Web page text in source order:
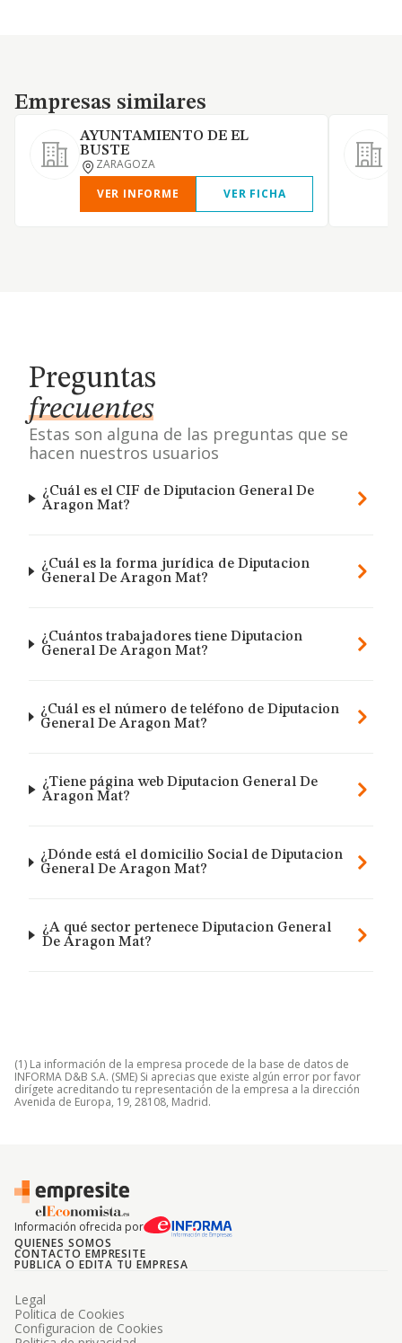
Empresas similares
Empresas similares
AYUNTAMIENTO DE EL
BUSTE
ZARAGOZA
VER INFORME
VER FICHA
Preguntas
frecuentes
Estas son alguna de las preguntas que se
hacen nuestros usuarios
¿Cuál es el CIF de Diputacion General De
Aragon Mat?
¿Cuál es la forma jurídica de Diputacion
General De Aragon Mat?
¿Cuántos trabajadores tiene Diputacion
General De Aragon Mat?
¿Cuál es el número de teléfono de Diputacion
General De Aragon Mat?
¿Tiene página web Diputacion General De
Aragon Mat?
¿Dónde está el domicilio Social de Diputacion
General De Aragon Mat?
¿A qué sector pertenece Diputacion General
De Aragon Mat?
(1) La información de la empresa procede de la base de datos de
INFORMA D&B S.A. (SME) Si aprecias que existe algún error por favor
dirígete acreditando tu representación de la empresa a la dirección
Avenida de Europa, 19, 28108, Madrid.
Información ofrecida por
QUIENES SOMOS
CONTACTO EMPRESITE
PUBLICA O EDITA TU EMPRESA
Legal
Politica de Cookies
Configuracion de Cookies